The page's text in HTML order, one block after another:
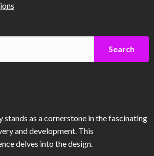
as a cornerstone in the fascinating
and development. This
delves into the design.